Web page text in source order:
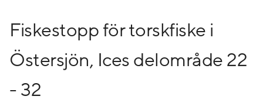
Fiskestopp för torskfiske i
Östersjön, Ices delområde 22
- 32